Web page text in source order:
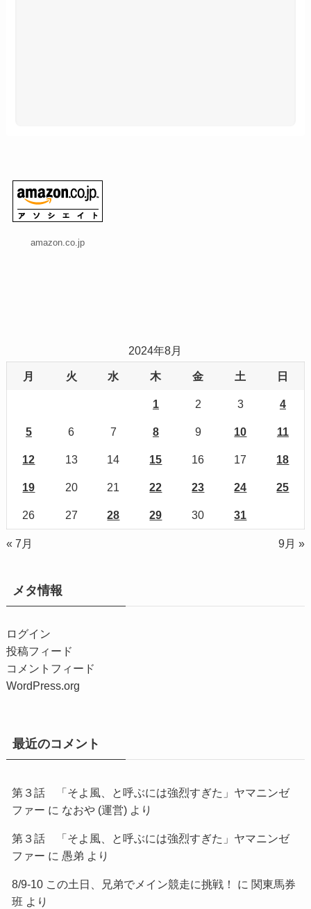
amazon.co.jp
2024年8月
月 火 水 木 金 土 日
1 2 3 4
5 6 7 8 9 10 11
12 13 14 15 16 17 18
19 20 21 22 23 24 25
26 27 28 29 30 31
« 7月 9月 »
メタ情報
ログイン
投稿フィード
コメントフィード
WordPress.org
最近のコメント
第３話 「そよ風、と呼ぶには強烈すぎた」ヤマニンゼ
ファー に なおや (運営)より
第３話 「そよ風、と呼ぶには強烈すぎた」ヤマニンゼ
ファー に 愚弟 より
8/9-10 この土日、兄弟でメイン競走に挑戦！ に 関東馬券
班 より